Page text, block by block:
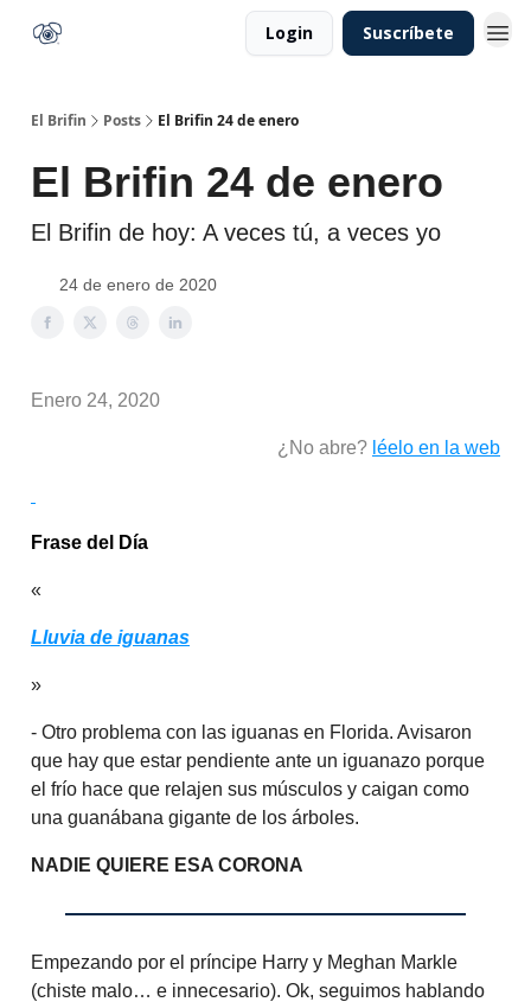
Login Suscríbete
El Brifin Posts El Brifin 24 de enero
El Brifin 24 de enero
El Brifin de hoy: A veces tú, a veces yo
24 de enero de 2020
Enero 24, 2020
¿No abre? léelo en la web
Frase del Día
«
Lluvia de iguanas
»
- Otro problema con las iguanas en Florida. Avisaron
que hay que estar pendiente ante un iguanazo porque
el frío hace que relajen sus músculos y caigan como
una guanábana gigante de los árboles.
NADIE QUIERE ESA CORONA
Empezando por el príncipe Harry y Meghan Markle
(chiste malo… e innecesario). Ok, seguimos hablando